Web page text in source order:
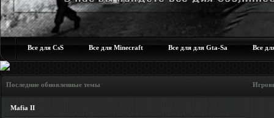
Все для CsS Все для Minecraft Все для для Gta-Sa Все
Последние обновленные темы Игровые
Mafia II